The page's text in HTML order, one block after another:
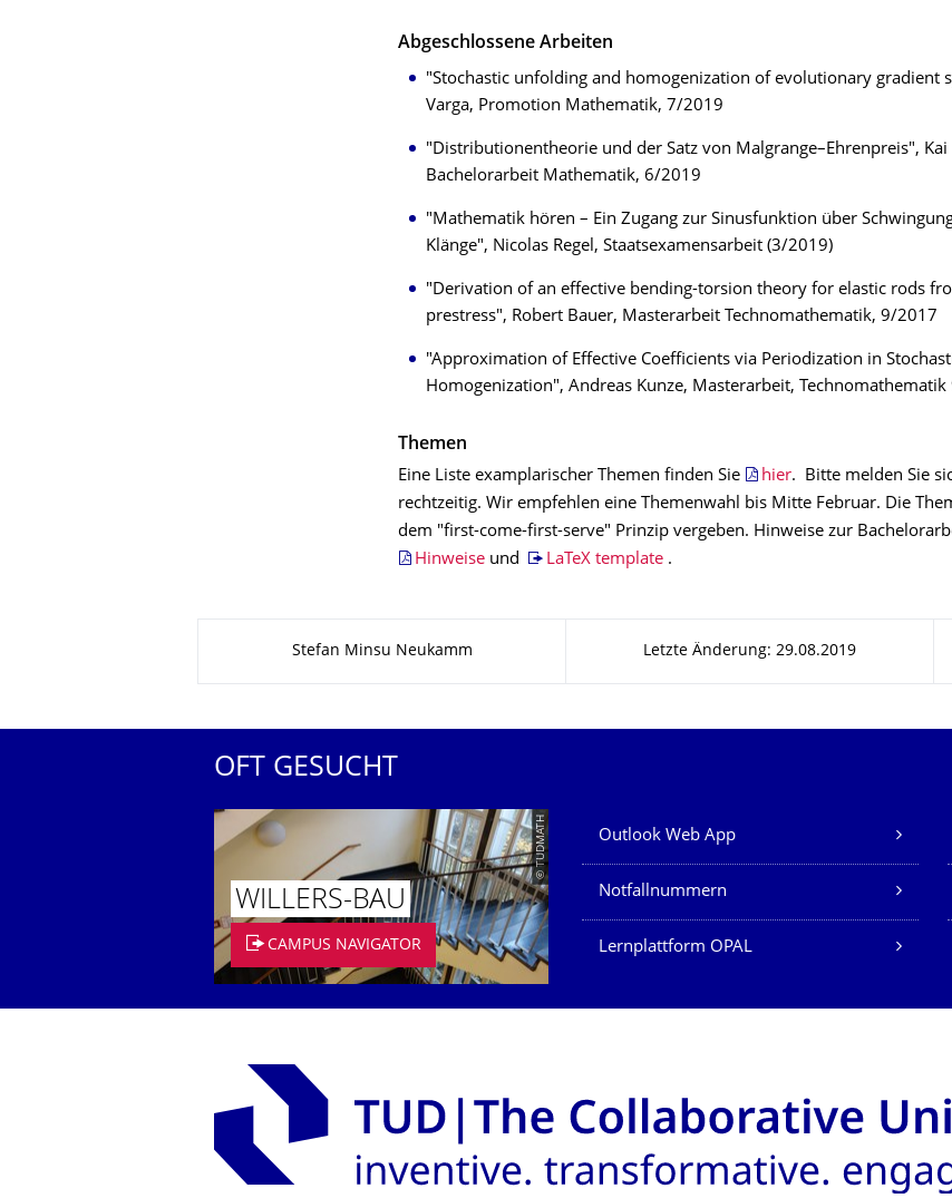
Abgeschlossene Arbeiten
"Stochastic unfolding and homogenization of evolutionary gradient
Varga, Promotion Mathematik, 7/2019
"Distributionentheorie und der Satz von Malgrange–Ehrenpreis", Kai
Bachelorarbeit Mathematik, 6/2019
"Mathematik hören – Ein Zugang zur Sinusfunktion über
Klänge", Nicolas Regel, Staatsexamensarbeit (3/2019)
"Derivation of an effective bending-torsion theory for elastic rods
prestress", Robert Bauer, Masterarbeit Technomathematik, 9/2017
"Approximation of Effective Coefficients via Periodization in
Homogenization", Andreas Kunze, Masterarbeit,
Themen
Eine Liste examplarischer Themen finden Sie
hier. Bitte melden Sie
rechtzeitig. Wir empfehlen eine Themenwahl bis Mitte Februar. Die
dem "first-come-first-serve" Prinzip vergeben. Hinweise zur
Hinweise und LaTeX template .
Stefan Minsu Neukamm Letzte Änderung: 29.08.2019
OFT GESUCHT
© TUDMATH
WILLERS-BAU
CAMPUS NAVIGATOR
Unsere Dienste
Outlook Web App
Notfallnummern
Lernplattform OPAL